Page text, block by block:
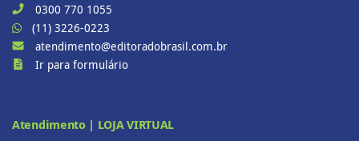
0300 770 1055
(11) 3226-0223
atendimento@editoradobrasil.com.br
Ir para formulário
Atendimento | LOJA VIRTUAL